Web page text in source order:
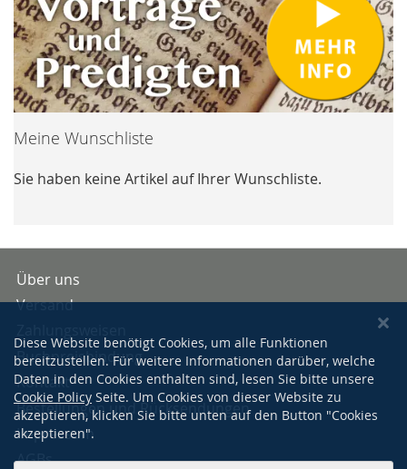
Meine Wunschliste
Sie haben keine Artikel auf Ihrer Wunschliste.
Über uns
Versand
Buchpreisbindung
Kontakt
Bestellungen und Rücksendungen
Impressum
AGBs
Diese Website benötigt Cookies, um alle Funktionen
bereitzustellen. Für weitere Informationen darüber, welche
Daten in den Cookies enthalten sind, lesen Sie bitte unsere
Cookie Policy Seite. Um Cookies von dieser Website zu
akzeptieren, klicken Sie bitte unten auf den Button "Cookies
akzeptieren".